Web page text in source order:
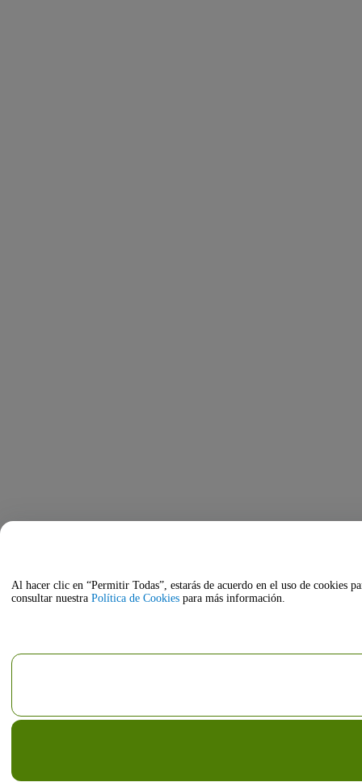
Al hacer clic en “Permitir Todas”, estarás de acuerdo en el uso de cookies
consultar nuestra Política de Cookies para más información.